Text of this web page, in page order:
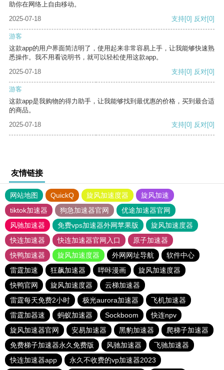
助你在网络上自由移动。
2025-07-18
支持[0] 反对[0]
游客
这款app的用户界面简洁明了，使用起来非常容易上手，让我能够快速熟
悉操作。我不用看说明书，就可以轻松使用这款app。
2025-07-18
支持[0] 反对[0]
游客
这款app是我购物的得力助手，让我能够找到最优惠的价格，买到最合适
的商品。
2025-07-18
支持[0] 反对[0]
友情链接
网站地图 QuickQ 旋风加速度器
旋风加速
tiktok加速器
狗急加速器官网
优途加速器官网
风驰加速器
免费vps加速器外网苹果版
旋风加速度器
快连加速器
快连加速器官网入口
原子加速器
快鸭加速器
旋风加速度器 外网网址导航
软件中心
雷霆加速
狂飙加速器 哔咔漫画
旋风加速度器
快鸭官网
旋风加速度器
云梯加速器
雷霆每天免费2小时
极光aurora加速器
飞机加速器
雷霆加器速
蚂蚁加速器 Sockboom
快连npv
旋风加速器官网
安易加速器 黑豹加速器
爬梯子加速器
免费梯子加速器永久免费版
风驰加速器
飞驰加速器
快连加速器app
永久不收费的vp加速器2023